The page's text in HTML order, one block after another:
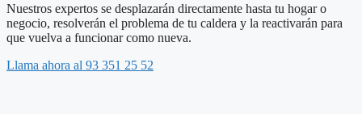
Nuestros expertos se desplazarán directamente hasta tu hogar o
negocio, resolverán el problema de tu caldera y la reactivarán para
que vuelva a funcionar como nueva.
Llama ahora al 93 351 25 52